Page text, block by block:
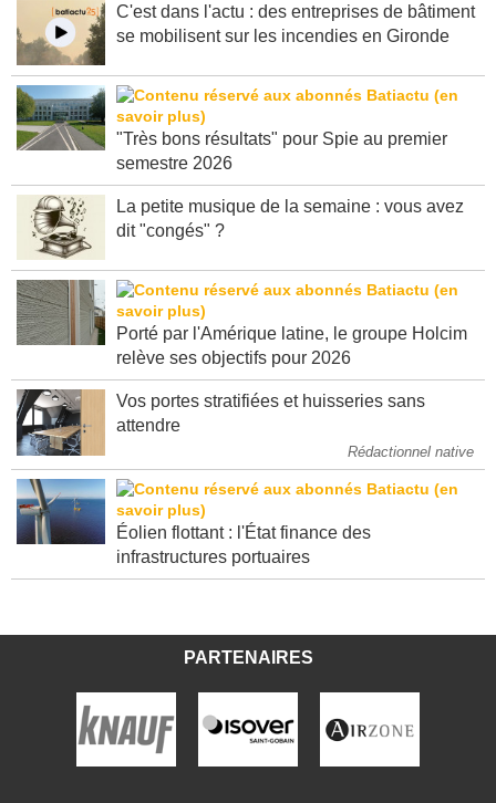
C'est dans l'actu : des entreprises de bâtiment
se mobilisent sur les incendies en Gironde
"Très bons résultats" pour Spie au premier
semestre 2026
La petite musique de la semaine : vous avez
dit "congés" ?
Porté par l'Amérique latine, le groupe Holcim
relève ses objectifs pour 2026
Vos portes stratifiées et huisseries sans
attendre
Rédactionnel native
Éolien flottant : l'État finance des
infrastructures portuaires
PARTENAIRES